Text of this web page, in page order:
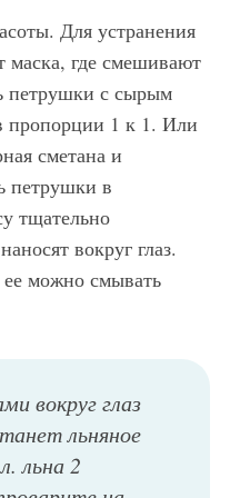
Для устранения
где смешивают
петрушки с сырым
пропорции 1 к 1. Или
сметана и
петрушки в
тщательно
вокруг глаз.
можно смывать
вокруг глаз
льняное
льна 2